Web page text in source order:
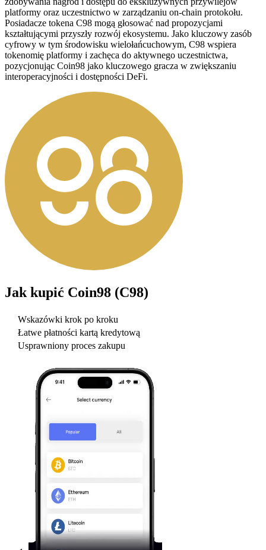
platformy oraz uczestnictwo w zarządzaniu on-chain protokołu.
Posiadacze tokena C98 mogą głosować nad propozycjami
kształtującymi przyszły rozwój ekosystemu. Jako kluczowy zasób
cyfrowy w tym środowisku wielołańcuchowym, C98 wspiera
tokenomię platformy i zachęca do aktywnego uczestnictwa,
pozycjonując Coin98 jako kluczowego gracza w zwiększaniu
interoperacyjności i dostępności DeFi.
Jak kupić Coin98 (C98)
Wskazówki krok po kroku
Łatwe płatności kartą kredytową
Usprawniony proces zakupu